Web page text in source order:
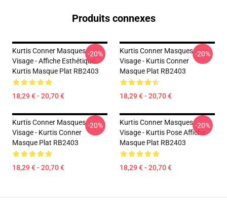
Produits connexes
Kurtis Conner Masques
Visage - Affiche Esthétique
Kurtis Masque Plat RB2403
18,29 € - 20,70 €
-20%
Kurtis Conner Masques
Visage - Kurtis Conner
Masque Plat RB2403
18,29 € - 20,70 €
-20%
Kurtis Conner Masques
Visage - Kurtis Conner
Masque Plat RB2403
18,29 € - 20,70 €
-20%
Kurtis Conner Masques
Visage - Kurtis Pose Affiche
Masque Plat RB2403
18,29 € - 20,70 €
-20%